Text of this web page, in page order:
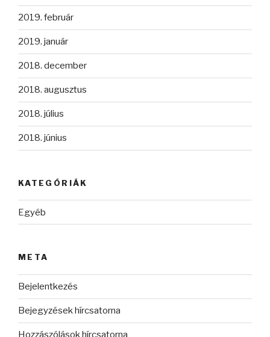
2019. február
2019. január
2018. december
2018. augusztus
2018. július
2018. június
KATEGÓRIÁK
Egyéb
META
Bejelentkezés
Bejegyzések hírcsatorna
Hozzászólások hírcsatorna